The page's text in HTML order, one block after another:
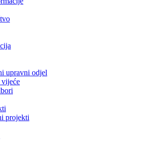
upravni odjel
projekti